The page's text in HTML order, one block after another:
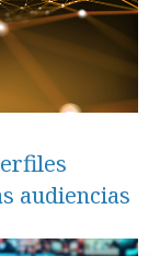
audiencias